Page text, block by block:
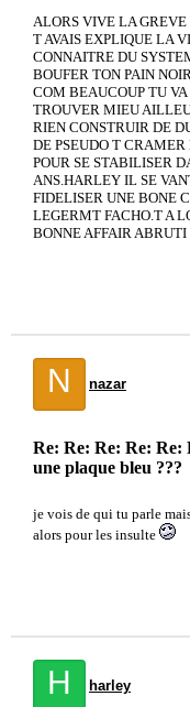
ALORS VIVE LA
T AVAIS EXPLIQUE LA
CONNAITRE DU
BOUFER TON PAIN
COM BEAUCOUP TU
TROUVER MIEU
RIEN CONSTRUIR DE
DE PSEUDO T
POUR SE STABILISER
ANS.HARLEY IL SE
FIDELISER UNE BONE
LEGERMT FACHO.T A
BONNE AFFAIR ABRUTI
N nazar
Re: Re: Re: Re: Re:
une plaque bleu ???
je vois de qui tu parle
alors pour les insulte
H harley